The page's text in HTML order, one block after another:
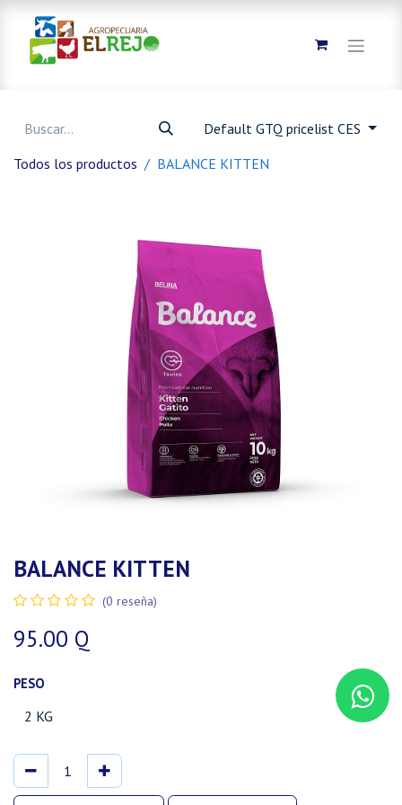
Default GTQ pricelist CES
Todos los productos
BALANCE KITTEN
BALANCE KITTEN
(0 reseña)
95.00 Q
PESO